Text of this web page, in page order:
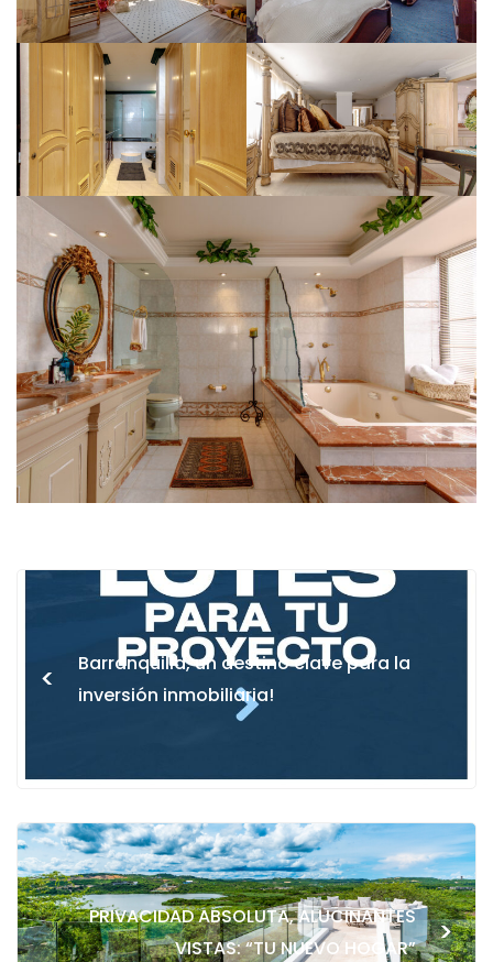
<
Barranquilla, un destino clave para la
inversión inmobiliaria!
PRIVACIDAD ABSOLUTA, ALUCINANTES
VISTAS: “TU NUEVO HOGAR”
>